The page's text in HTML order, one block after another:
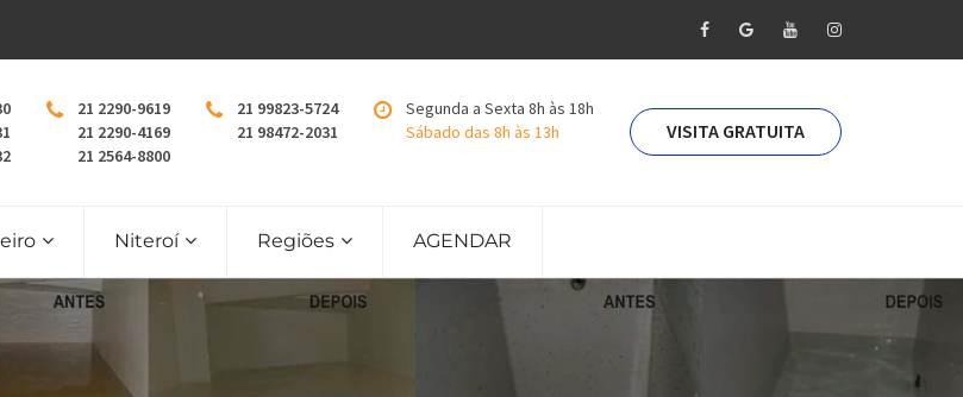
21 2290-9619
21 2290-4169
21 2564-8800
21 99823-5724
21 98472-2031
Segunda a Sexta 8h às 18h
Sábado das 8h às 13h
VISITA GRATUITA
Niteroí Regiões AGENDAR